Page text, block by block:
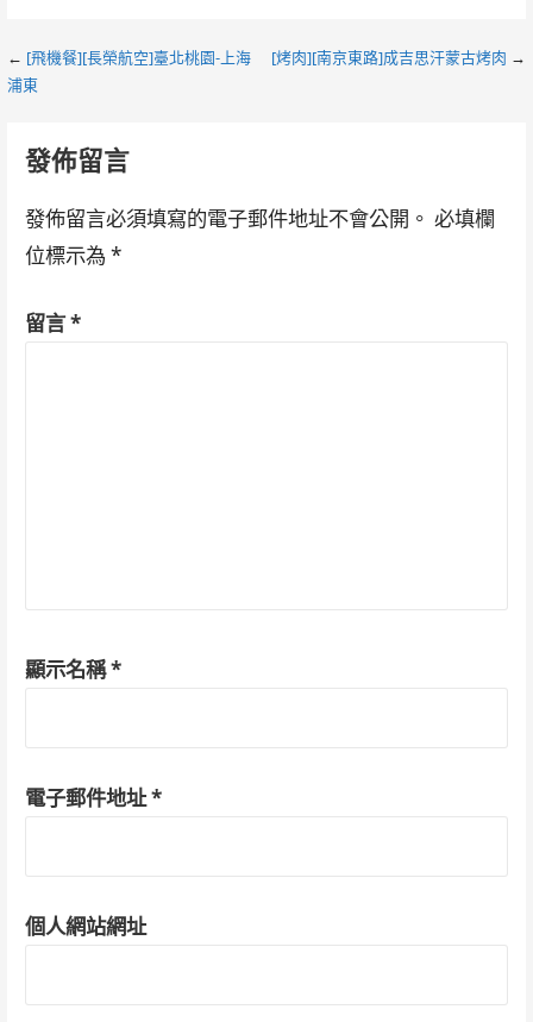
Post
← [飛機餐][長榮航空]臺北桃園-上海
浦東
[烤肉][南京東路]成吉思汗蒙古烤肉 →
發佈留言
發佈留言必須填寫的電子郵件地址不會公開。 必填欄
位標示為 *
留言*
顯示名稱*
電子郵件地址*
個人網站網址